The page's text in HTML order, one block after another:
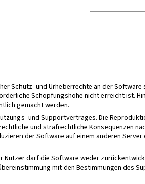
Schutz- und Urheberrechte an der
Schöpfungshöhe nicht erreicht ist.
gemacht werden.
und Supportvertrages. Die
und strafrechtliche Konsequenzen
der Software auf einem anderen
darf die Software weder
mit den Bestimmungen des